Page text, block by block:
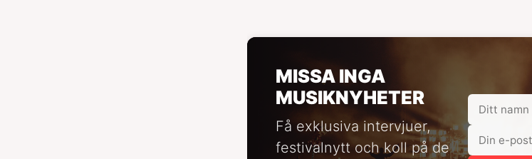
MISSA INGA
MUSIKNYHETER
Få exklusiva intervjuer,
festivalnytt och koll på de